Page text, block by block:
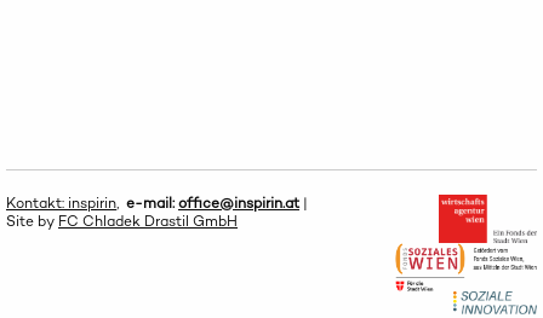
Kontakt: inspirin, e-mail:office@inspirin.at|
Site by FC Chladek Drastil GmbH